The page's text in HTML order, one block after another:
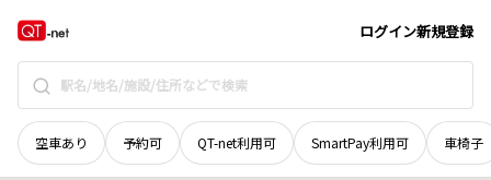
ログイン新規登録
空車あり 予約可 QT-net利用可 SmartPay利用可 車椅子
徳島県